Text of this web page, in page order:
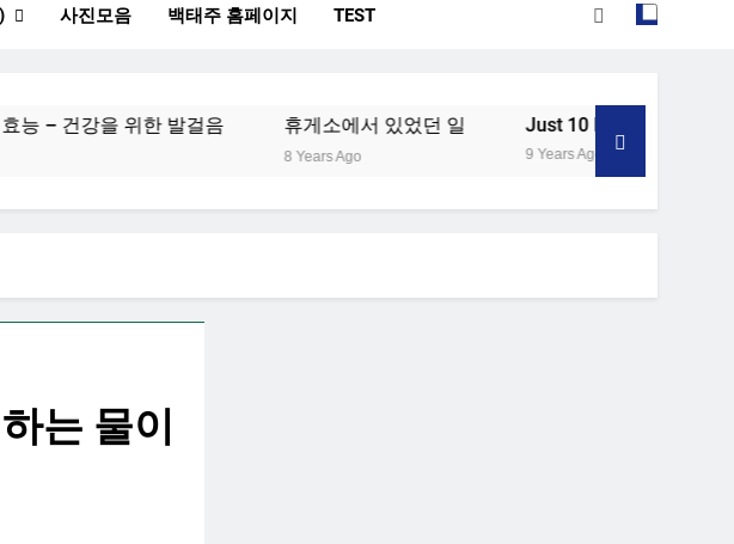
공목에 먹는 마늘과 꿀의 놀라운 효능 – 건강을 위한 발걸음
사진모음 백태주 홈페이지 TEST
– 건강을 위한 발걸음 휴게소에서 있었던 일
8 Years Ago
Just 10 Minutes!
9 Years Ago
는 물이